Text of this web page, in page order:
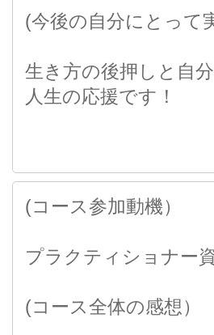
(今後の自分にとって
生き方の後押しと自
人生の応援です！
(コース参加動機）
プラクティショナー
(コース全体の感想）